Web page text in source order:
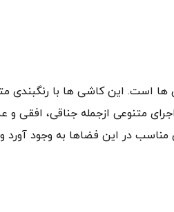
ها است. این کاشی ها با رنگبندی
متنوعی ازجمله جناقی، افقی و
در این فضاها به وجود آورد و